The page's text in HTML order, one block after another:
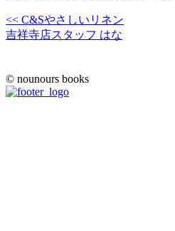
<< C&Sやさしいリネン
吉祥寺店スタッフ はな
© nounours books